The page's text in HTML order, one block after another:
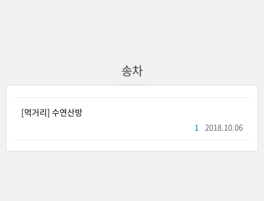
송차
[먹거리] 수연산방
2018.10.06
1